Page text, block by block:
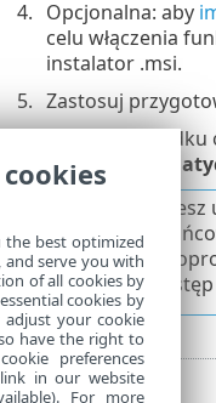
Opcjonalna: aby
celu włączenia
instalator .msi.
Zastosuj
W przypadku
Zadanie
Jeśli nie
punktów
systemami
uzyskać
the best optimized
and serve you with
of all cookies by
cookies by
adjust your cookie
have the right to
preferences
in our website
For more